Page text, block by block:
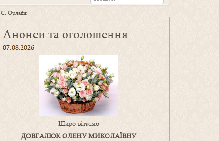
С. Орлайя
Анонси та оголошення
07.08.2026
Щиро вітаємо
ДОВГАЛЮК ОЛЕНУ МИКОЛАЇВНУ